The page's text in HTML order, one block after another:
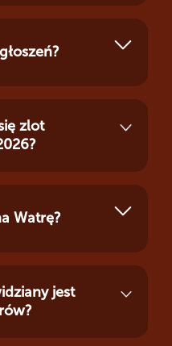
zlot
Watrę?
jest